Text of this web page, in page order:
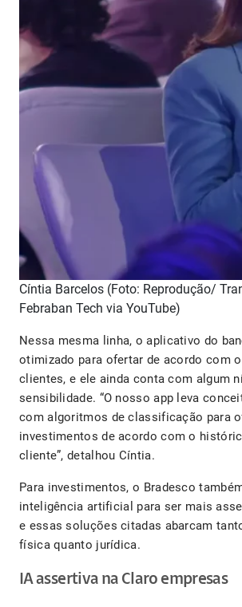
Cíntia Barcelos (Foto: Reprodução/
Febraban Tech via YouTube)
Nessa mesma linha, o aplicativo do
otimizado para ofertar de acordo com
clientes, e ele ainda conta com algum
sensibilidade. “O nosso app leva
com algoritmos de classificação para
investimentos de acordo com o
cliente”, detalhou Cíntia.
Para investimentos, o Bradesco
inteligência artificial para ser mais
e essas soluções citadas abarcam
física quanto jurídica.
IA assertiva na Claro empresas